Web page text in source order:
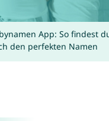
App: So findest
den perfekten Namen